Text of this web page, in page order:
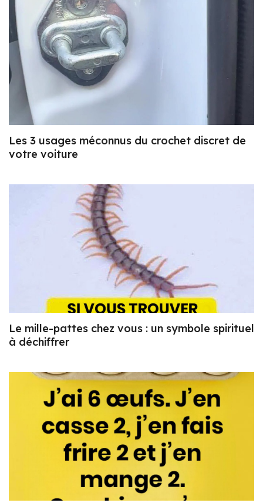
Les 3 usages méconnus du crochet discret de
votre voiture
Le mille-pattes chez vous : un symbole spirituel
à déchiffrer